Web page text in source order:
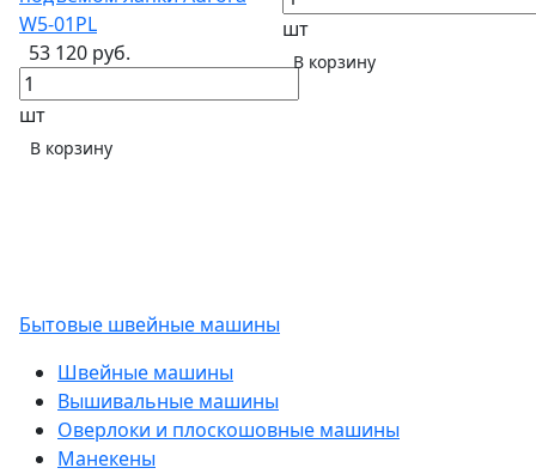
W5-01PL
53 120 руб.
шт
В корзину
шт
В корзину
Бытовые швейные машины
Швейные машины
Вышивальные машины
Оверлоки и плоскошовные машины
Манекены